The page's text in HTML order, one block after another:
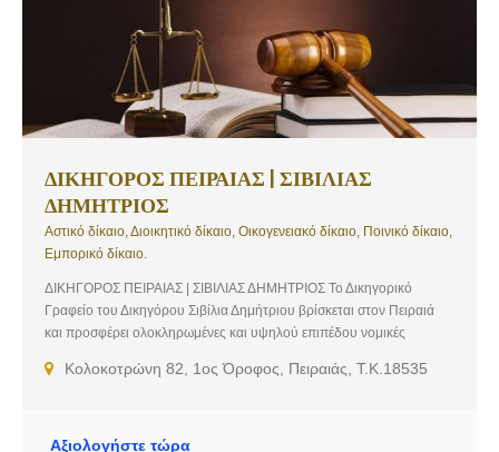
ΔΙΚΗΓΟΡΟΣ ΠΕΙΡΑΙΑΣ | ΣΙΒΙΛΙΑΣ
ΔΗΜΗΤΡΙΟΣ
Αστικό δίκαιο, Διοικητικό δίκαιο, Οικογενειακό δίκαιο, Ποινικό δίκαιο,
Εμπορικό δίκαιο.
ΔΙΚΗΓΟΡΟΣ ΠΕΙΡΑΙΑΣ | ΣΙΒΙΛΙΑΣ ΔΗΜΗΤΡΙΟΣ Το Δικηγορικό
Γραφείο του Δικηγόρου Σιβίλια Δημήτριου βρίσκεται στον Πειραιά
και προσφέρει ολοκληρωμένες και υψηλού επιπέδου νομικές
της εποχής που διανύουμε, το γραφείο μας στοχεύει στην παροχή
επιδεικνύοντας υψηλό αίσθημα ευθύνης κατά τον χειρισμό των
Κολοκοτρώνη 82, 1ος Όροφος, Πειραιάς, Τ.Κ.18535
Αξιολογήστε τώρα